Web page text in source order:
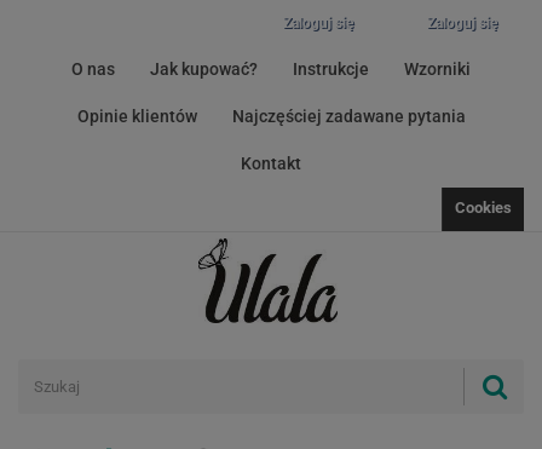
Zaloguj się
Zaloguj się
O nas Jak kupować? Instrukcje Wzorniki
Opinie klientów Najczęściej zadawane pytania
Kontakt
Cookies